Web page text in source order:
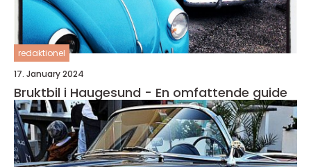
redaktionel
17. January 2024
Bruktbil i Haugesund - En omfattende guide